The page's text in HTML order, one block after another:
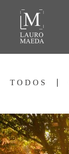
TODOS